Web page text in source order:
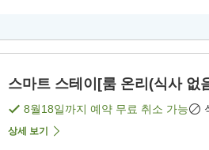
스마트 스테이[룸 온리(식사 없
8월18일까지 예약 무료 취소 가능
상세 보기